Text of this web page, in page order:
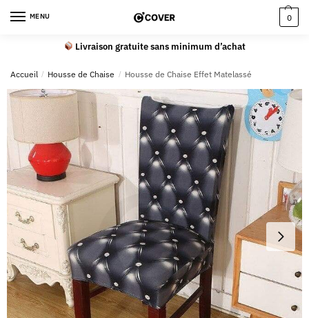
MENU 0
Livraison gratuite sans minimum d’achat
Accueil / Housse de Chaise / Housse de Chaise Effet Matelassé